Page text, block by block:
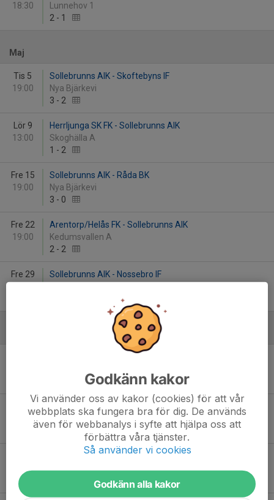
18:30
Lunnehov 1
2 - 1
Maj
Tis 5
19:00
Sollebrunns AIK - Skoftebyns IF
Nya Bjärkevi
3 - 2
Lör 9
13:00
Herrljunga SK FK - Sollebrunns AIK
Skoghälla A
1 - 2
Fre 15
19:00
Sollebrunns AIK - Råda BK
Nya Bjärkevi
3 - 0
Fre 22
19:00
Arentorp/Helås FK - Sollebrunns AIK
Kedumsvallen A
2 - 2
Fre 29
Sollebrunns AIK - Nossebro IF
Sollebrunns AIK - Göta BK
IFK Trollhättan - Sollebrunns AIK
Kamratgårdens IP A-plan
4
3
19:00
Sollebrunns AIK - Emtunga/Tråvad/Larv
Nya Bjärkevi
Godkänn kakor
Vi använder oss av kakor (cookies) för att vår
webbplats ska fungera bra för dig. De används
även för webbanalys i syfte att hjälpa oss att
förbättra våra tjänster.
Så använder vi cookies
Godkänn alla kakor